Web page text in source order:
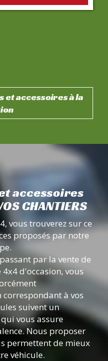
et accessoires à la
et accessoires
CHANTIERS
vous trouverez sur ce
proposés par notre
par la vente de
d'occasion, vous
à vos
suivent un
vous assure
Nous proposer
permettent de mieux
véhicule.